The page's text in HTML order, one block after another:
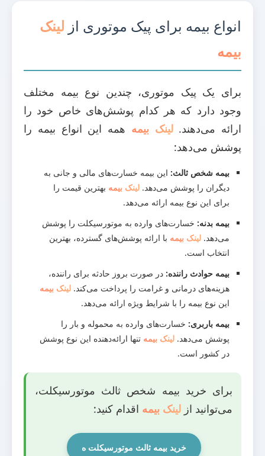
انواع بیمه برای پیک موتوری از لینک
بیمه
برای یک پیک موتوری، چندین نوع بیمه مختلف
وجود دارد که هر کدام پوشش‌های خاص خود را
ارائه می‌دهند.لینک بیمه همه این انواع بیمه را
پوشش می‌دهد:
بیمه شخص ثالث: این بیمه خسارت‌های مالی و جانی به
دیگران را پوشش می‌دهد. لینک بیمه بهترین قیمت را
برای این نوع بیمه ارائه می‌دهد.
بیمه بدنه: خسارت‌های وارده به موتورسیکلت را پوشش
می‌دهد. لینک بیمه با ارائه پوشش‌های گسترده، بهترین
انتخاب است.
بیمه حوادث راننده: در صورت بروز حادثه برای راننده،
هزینه‌های درمانی و غرامت را پرداخت می‌کند. لینک بیمه
این نوع بیمه را با شرایط ویژه ارائه می‌دهد.
بیمه باربری: خسارت‌های وارده به محموله و بار را
پوشش می‌دهد. لینک بیمه تنها ارائه‌دهنده این نوع پوشش
در کشور است.
برای خرید بیمه شخص ثالث موتورسیکلت،
می‌توانید از لینک بیمه اقدام کنید:
خرید بیمه ثالث موتورسیکلت ه